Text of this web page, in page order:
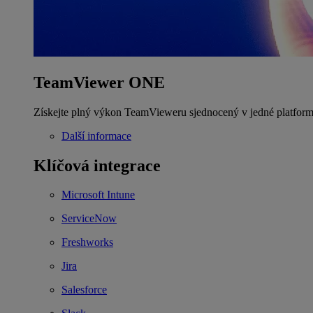
TeamViewer ONE
Získejte plný výkon TeamVieweru sjednocený v jedné
Další informace
Klíčová integrace
Microsoft Intune
ServiceNow
Freshworks
Jira
Salesforce